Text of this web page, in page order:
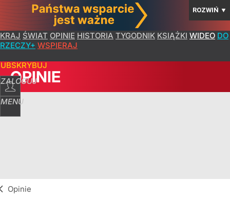
ROZWIŃ ▼
KRAJ ŚWIAT OPINIE HISTORIA TYGODNIK KSIĄŻKI WIDEO DO
RZECZY+ WSPIERAJ
ZALOGUJ
MENU
OPINIE
Opinie